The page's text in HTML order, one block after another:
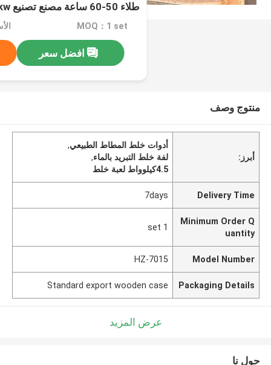
طلاء 50-60 ساعة مصنع تصنيع 4.5kw تبريد الماء
MOQ：1 set
افضل سعر
منتوج وصف
أبرز:
أدوات خلط المطاط الطبيعي,
لفة خلط التبريد بالماء,
4.5كيلوواط لعبة خلط
Delivery Time
7days
Minimum Order Q
uantity
1 set
Model Number
HZ-7015
Packaging Details
Standard export wooden case
عرض المزيد
حول نا